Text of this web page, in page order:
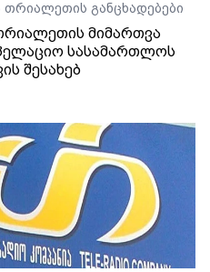
თრიალეთის განცხადებები
მიმართვა
სასამართლოს
შესახებ